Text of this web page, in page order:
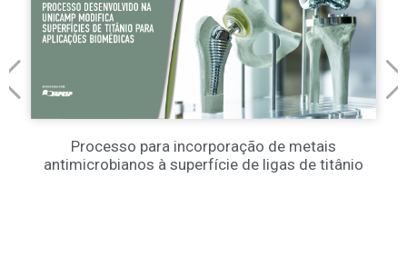
Processo para incorporação de metais
antimicrobianos à superfície de ligas de titânio